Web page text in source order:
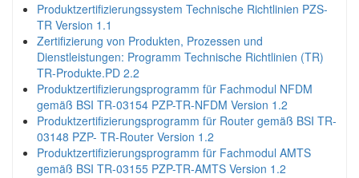
Produktzertifizierungssystem Technische Richtlinien PZS-
TR Version 1.1
Zertifizierung von Produkten, Prozessen und
Dienstleistungen: Programm Technische Richtlinien (TR)
TR-Produkte.PD 2.2
Produktzertifizierungsprogramm für Fachmodul NFDM
gemäß BSI TR-03154 PZP-TR-NFDM Version 1.2
Produktzertifizierungsprogramm für Router gemäß BSI TR-
03148 PZP- TR-Router Version 1.2
Produktzertifizierungsprogramm für Fachmodul AMTS
gemäß BSI TR-03155 PZP-TR-AMTS Version 1.2